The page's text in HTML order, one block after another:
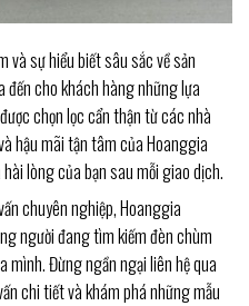
và sự hiểu biết sâu sắc về sản
cho khách hàng những lựa
chọn lọc cẩn thận từ các nhà
hậu mãi tận tâm của Hoanggia
lòng của bạn sau mỗi giao dịch.
chuyên nghiệp, Hoanggia
người đang tìm kiếm đèn chùm
Đừng ngần ngại liên hệ qua
chi tiết và khám phá những mẫu